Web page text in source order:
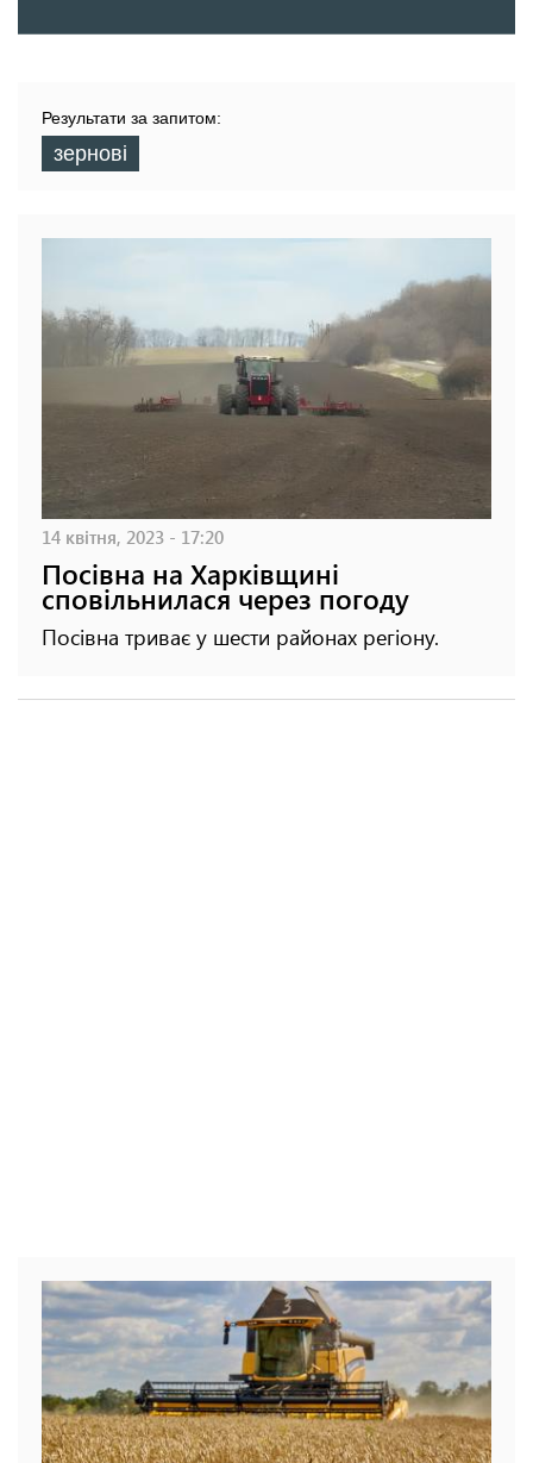
Результати за запитом:
зернові
14 квітня, 2023 - 17:20
Посівна на Харківщині
сповільнилася через погоду
Посівна триває у шести районах регіону.